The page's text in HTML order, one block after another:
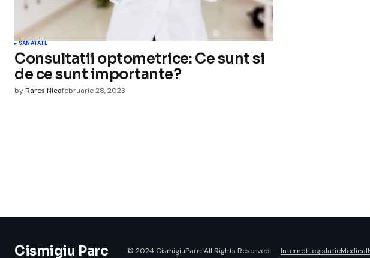
SANATATE
Consultatii optometrice: Ce sunt si
de ce sunt importante?
byRares Nicafebruarie 28, 2023
Cismigiu Parc © 2024 CismigiuParc. All Rights Reserved. InternetLegislatieMedical